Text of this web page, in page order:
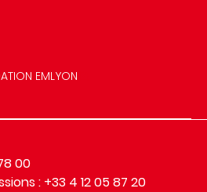
EMLYON
00
: +33 4 12 05 87 20